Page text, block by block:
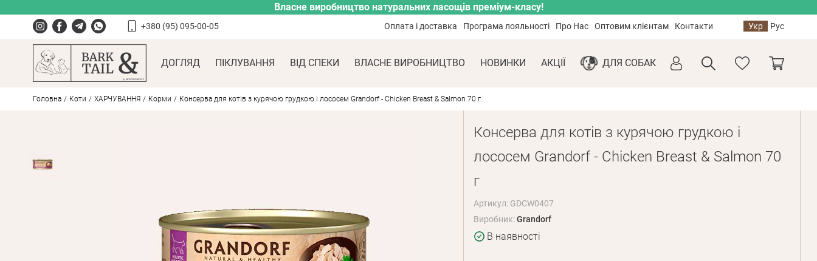
Власне виробництво натуральних ласощів преміум-класу!
+380 (95) 095-00-05 Оплата і доставка Програма лояльності Про Нас Оптовим клієнтам Контакти Укр Рус
ДОГЛЯД ПІКЛУВАННЯ ВІД СПЕКИ ВЛАСНЕ ВИРОБНИЦТВО НОВИНКИ АКЦІЇ ДЛЯ СОБАК
Головна Коти ХАРЧУВАННЯ Корми Консерва для котів з курячою грудкою і лососем Grandorf - Chicken Breast & Salmon 70 г
Консерва для котів з курячою грудкою і
лососем Grandorf - Chicken Breast & Salmon 70
г
Артикул: GDCW0407
Виробник:Grandorf
В наявності